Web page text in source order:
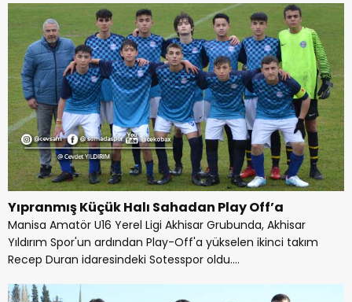
Yıpranmış Küçük Halı Sahadan Play Off’a
Manisa Amatör U16 Yerel Ligi Akhisar Grubunda, Akhisar
Yıldırım Spor'un ardından Play-Off'a yükselen ikinci takım
Recep Duran idaresindeki Sotesspor oldu....